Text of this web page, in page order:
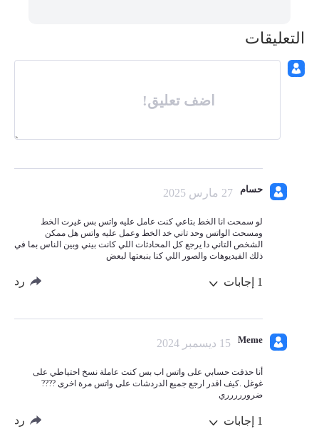
التعليقات
اضف تعليق!
حسام 27 مارس 2025
لو سمحت انا الخط بتاعي كنت عامل عليه واتس بس غيرت الخط
ومسحت الواتس وحد تاني خد الخط وعمل عليه واتس هل ممكن
الشخص التاني دا يرجع كل المحادثات اللي كانت بيني وبين الناس بما في
ذلك الفيديوهات والصور اللي كنا بنبعتها لبعض
1 إجابات رد
Meme 15 ديسمبر 2024
أنا حذفت حسابي على واتس اب بس كنت عاملة نسخ احتياطي على
غوغل .كيف اقدر ارجع جميع الدردشات على واتس مرة اخرى ????
ضروررررري
1 إجابات رد